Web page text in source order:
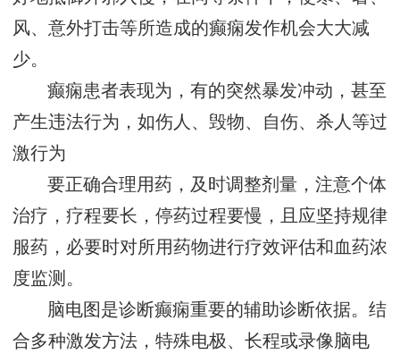
风、意外打击等所造成的癫痫发作机会大大减
少。
癫痫患者表现为，有的突然暴发冲动，甚至
产生违法行为，如伤人、毁物、自伤、杀人等过
激行为
要正确合理用药，及时调整剂量，注意个体
治疗，疗程要长，停药过程要慢，且应坚持规律
服药，必要时对所用药物进行疗效评估和血药浓
度监测。
脑电图是诊断癫痫重要的辅助诊断依据。结
合多种激发方法，特殊电极、长程或录像脑电